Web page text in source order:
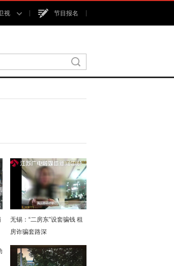
视 节目报名
无锡：“二房东”设套骗钱 租
房诈骗套路深